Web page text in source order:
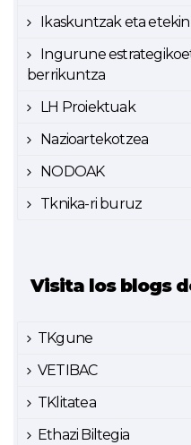
Ikaskuntzak eta
Ingurune
berrikuntza
LH Proiektuak
Nazioartekotzea
NODOAK
Tknika-ri buruz
Visita los blogs
TKgune
VETIBAC
TKlitatea
Ethazi Biltegia